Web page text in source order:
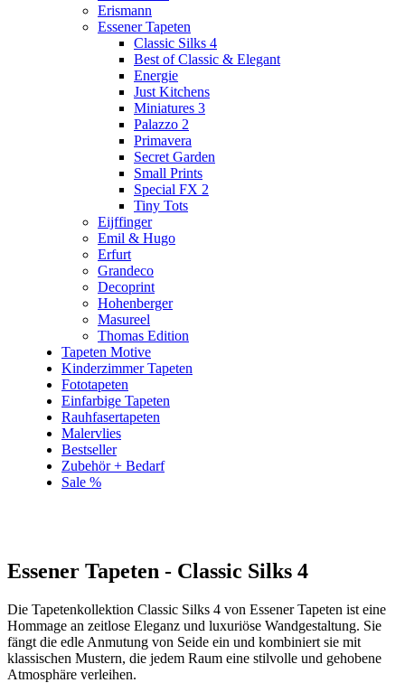
Erismann
Essener Tapeten
Classic Silks 4
Best of Classic & Elegant
Energie
Just Kitchens
Miniatures 3
Palazzo 2
Primavera
Secret Garden
Small Prints
Special FX 2
Tiny Tots
Eijffinger
Emil & Hugo
Erfurt
Grandeco
Decoprint
Hohenberger
Masureel
Thomas Edition
Tapeten Motive
Kinderzimmer Tapeten
Fototapeten
Einfarbige Tapeten
Rauhfasertapeten
Malervlies
Bestseller
Zubehör + Bedarf
Sale %
Essener Tapeten - Classic Silks 4
Die Tapetenkollektion Classic Silks 4 von Essener Tapeten ist eine
Hommage an zeitlose Eleganz und luxuriöse Wandgestaltung. Sie
fängt die edle Anmutung von Seide ein und kombiniert sie mit
klassischen Mustern, die jedem Raum eine stilvolle und gehobene
Atmosphäre verleihen.